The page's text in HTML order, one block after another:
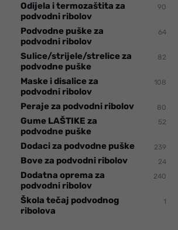
Odijela i termozaštita za
podvodni ribolov
90
Podvodne puške za
podvodni ribolov
64
Sulice/strijele/strelice za
podvodne puške
82
Maske i disalice za
podvodni ribolov
108
Peraje za podvodni ribolov 80
Gume LAŠTIKE za
podvodne puške
52
Dodaci za podvodne puške 239
Bove za podvodni ribolov 24
Dodatna oprema za
podvodni ribolov
240
Škola tečaj podvodnog
ribolova
1